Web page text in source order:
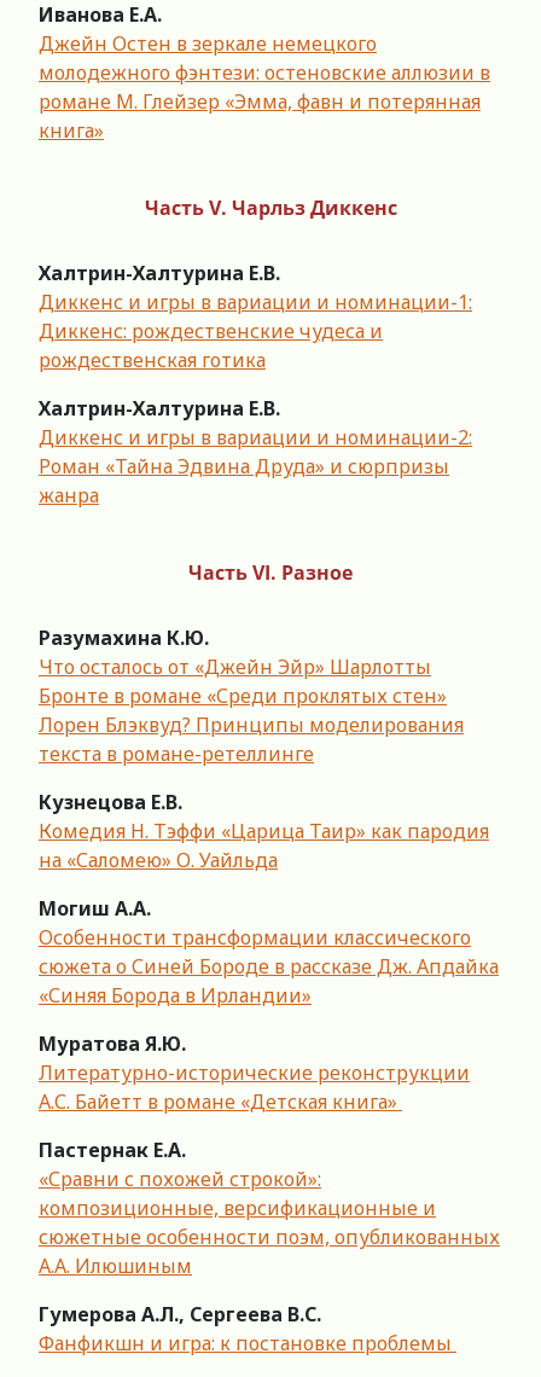
Иванова Е.А.
Джейн Остен в зеркале немецкого
молодежного фэнтези: остеновские аллюзии в
романе М. Глейзер «Эмма, фавн и потерянная
книга»
Часть V. Чарльз Диккенс
Халтрин-Халтурина Е.В.
Диккенс и игры в вариации и номинации-1:
Диккенс: рождественские чудеса и
рождественская готика
Халтрин-Халтурина Е.В.
Диккенс и игры в вариации и номинации-2:
Роман «Тайна Эдвина Друда» и сюрпризы
жанра
Часть VI. Разное
Разумахина К.Ю.
Что осталось от «Джейн Эйр» Шарлотты
Бронте в романе «Среди проклятых стен»
Лорен Блэквуд? Принципы моделирования
текста в романе-ретеллинге
Кузнецова Е.В.
Комедия Н. Тэффи «Царица Таир» как пародия
на «Саломею» О. Уайльда
Могиш А.А.
Особенности трансформации классического
сюжета о Синей Бороде в рассказе Дж. Апдайка
«Синяя Борода в Ирландии»
Муратова Я.Ю.
Литературно-исторические реконструкции
А.С. Байетт в романе «Детская книга»
Пастернак Е.А.
«Сравни с похожей строкой»:
композиционные, версификационные и
сюжетные особенности поэм, опубликованных
А.А. Илюшиным
Гумерова А.Л., Сергеева В.С.
Фанфикшн и игра: к постановке проблемы